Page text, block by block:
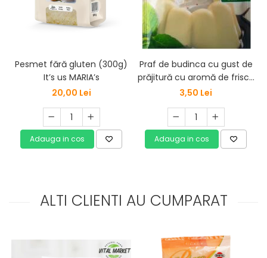
Pesmet fără gluten (300g)
It’s us MARIA’s
20,00 Lei
Adauga in cos
Praf de budinca cu gust de
prăjitură cu aromă de frisca
, 40 g, Haas Natural
3,50 Lei
Adauga in cos
ALTI CLIENTI AU CUMPARAT